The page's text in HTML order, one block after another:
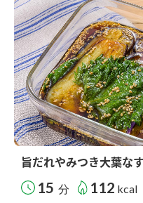
旨だれやみつき大葉なす
15 分 112 kcal